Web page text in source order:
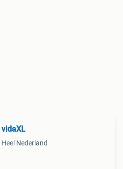
vidaXL
Heel Nederland